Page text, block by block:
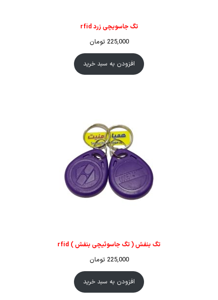
تگ جاسویچی زرد rfid
225,000 تومان
افزودن به سبد خرید
تگ بنفش ( تگ جاسوئیچی بنفش ) rfid
225,000 تومان
افزودن به سبد خرید